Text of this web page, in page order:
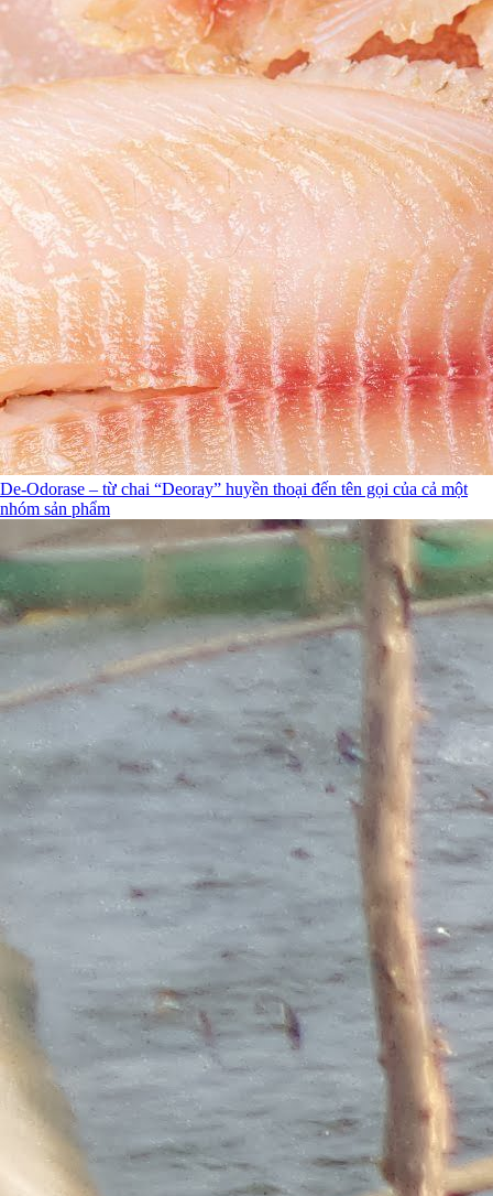
De-Odorase – từ chai “Deoray” huyền thoại đến tên gọi của cả một
nhóm sản phẩm